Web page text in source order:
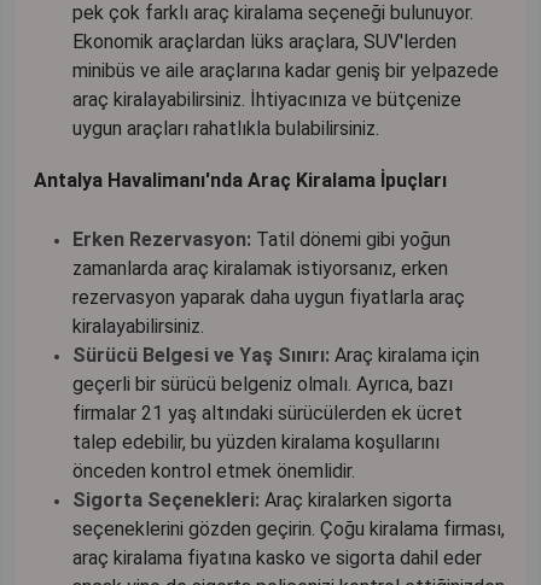
pek çok farklı araç kiralama seçeneği bulunuyor.
Ekonomik araçlardan lüks araçlara, SUV'lerden
minibüs ve aile araçlarına kadar geniş bir yelpazede
araç kiralayabilirsiniz. İhtiyacınıza ve bütçenize
uygun araçları rahatlıkla bulabilirsiniz.
Antalya Havalimanı'nda Araç Kiralama İpuçları
Erken Rezervasyon: Tatil dönemi gibi yoğun
zamanlarda araç kiralamak istiyorsanız, erken
rezervasyon yaparak daha uygun fiyatlarla araç
kiralayabilirsiniz.
Sürücü Belgesi ve Yaş Sınırı: Araç kiralama için
geçerli bir sürücü belgeniz olmalı. Ayrıca, bazı
firmalar 21 yaş altındaki sürücülerden ek ücret
talep edebilir, bu yüzden kiralama koşullarını
önceden kontrol etmek önemlidir.
Sigorta Seçenekleri: Araç kiralarken sigorta
seçeneklerini gözden geçirin. Çoğu kiralama firması,
araç kiralama fiyatına kasko ve sigorta dahil eder